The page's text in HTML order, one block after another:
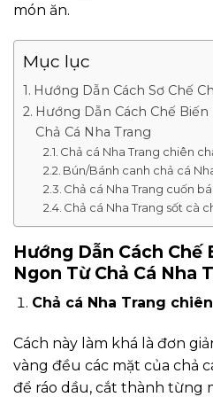
món ăn.
Mục lục
Hướng Dẫn Cách Sơ Chế
Hướng Dẫn Cách Chế
Chả Cá Nha Trang
Chả cá Nha Trang chiên
Bún/Bánh canh chả cá
Chả cá Nha Trang cuốn
Chả cá Nha Trang sốt cà
Hướng Dẫn Cách Chế
Ngon Từ Chả Cá Nha
Chả cá Nha Trang
Cách này làm khá là đơn
vàng đều các mặt của chả
để ráo dầu, cắt thành từng